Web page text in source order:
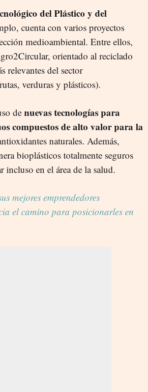
del Plástico y del
cuenta con varios proyectos
medioambiental. Entre ellos,
orientado al reciclado
relevantes del sector
verduras y plásticos).
de nuevas tecnologías para
compuestos de alto valor para la
naturales. Además,
bioplásticos totalmente seguros
incluso en el área de la salud.
mejores emprendedores
el camino para posicionarles en